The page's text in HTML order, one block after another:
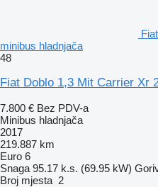
minibus hladnjača
48
Fiat Doblo 1,3 Mit Carrier Xr
7.800 € Bez PDV-a
Minibus hladnjača
2017
219.887 km
Euro 6
Snaga 95.17 k.s. (69.95 kW)
Broj mjesta 2